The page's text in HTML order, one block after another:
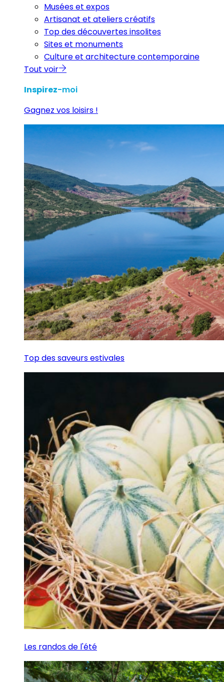
Musées et expos
Artisanat et ateliers créatifs
Top des découvertes insolites
Sites et monuments
Culture et architecture contemporaine
Tout voir
Inspirez-moi
Gagnez vos loisirs !
Top des saveurs estivales
Les randos de l'été